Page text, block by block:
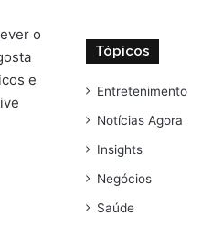
o
e
Tópicos
Entretenimento
Notícias Agora
Insights
Negócios
Saúde